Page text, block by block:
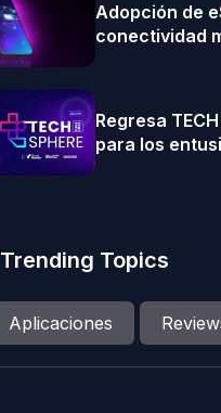
Adopción de
conectividad
Regresa
para los
Trending Topics
Aplicaciones